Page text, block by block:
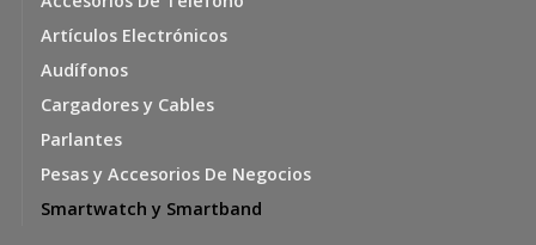
Artículos Electrónicos
Audífonos
Cargadores y Cables
Parlantes
Pesas y Accesorios De Negocios
Smartwatch y Smartband